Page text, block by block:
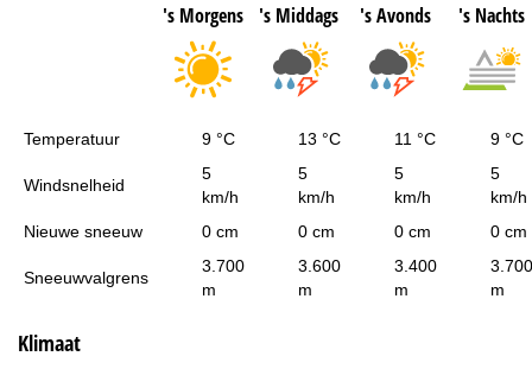
's Morgens 's Middags 's Avonds 's Nachts
Temperatuur 9 °C 13 °C 11 °C 9 °C
Windsnelheid
5
km/h
5
km/h
5
km/h
5
km/h
Nieuwe sneeuw
0 cm 0 cm 0 cm 0 cm
Sneeuwvalgrens
3.700
m
3.600
m
3.400
m
3.700
m
Klimaat